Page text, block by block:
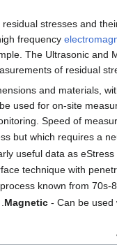
stresses and
frequency
The Ultrasonic and
of residual
and materials,
used for on-site
Speed of
but which requires a
useful data as
technique with
known from 70s-
Magnetic- Can be used